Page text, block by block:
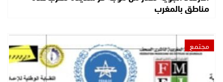
مناطق بالمغرب
مجتمع